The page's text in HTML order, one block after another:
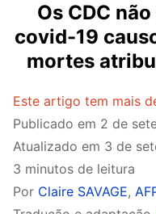
Os CDC
covid-19
mortes
Este artigo tem mais
Publicado em 2 de
Atualizado em 3 de
3 minutos de leitura
Por Claire SAVAGE,